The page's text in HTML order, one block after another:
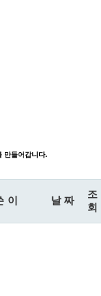
만들어갑니다.
이 날짜
조
회